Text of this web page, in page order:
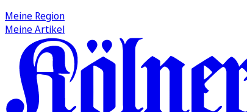
Meine Region
Meine Artikel